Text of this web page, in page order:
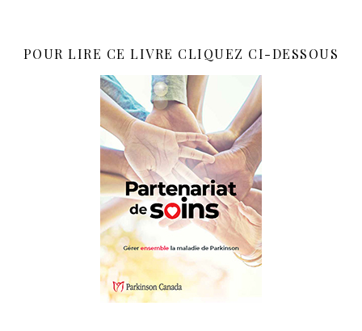
POUR LIRE CE LIVRE CLIQUEZ CI-DESSOUS